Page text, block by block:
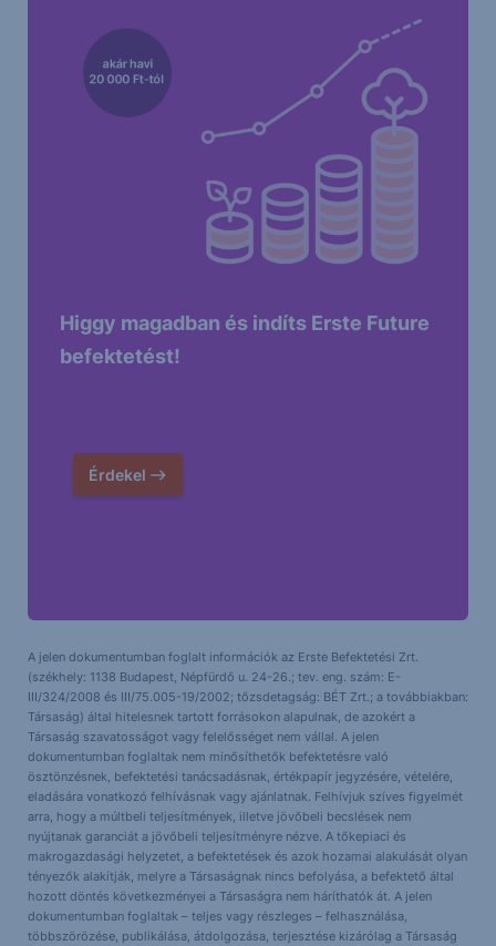
Higgy magadban és indíts Erste Future
befektetést!
Érdekel
A jelen dokumentumban foglalt információk az Erste Befektetési Zrt.
(székhely: 1138 Budapest, Népfürdő u. 24-26.; tev. eng. szám: E-
III/324/2008 és III/75.005-19/2002; tőzsdetagság: BÉT Zrt.; a továbbiakban:
Társaság) által hitelesnek tartott forrásokon alapulnak, de azokért a
Társaság szavatosságot vagy felelősséget nem vállal. A jelen
dokumentumban foglaltak nem minősíthetők befektetésre való
ösztönzésnek, befektetési tanácsadásnak, értékpapír jegyzésére, vételére,
eladására vonatkozó felhívásnak vagy ajánlatnak. Felhívjuk szíves figyelmét
arra, hogy a múltbeli teljesítmények, illetve jövőbeli becslések nem
nyújtanak garanciát a jövőbeli teljesítményre nézve. A tőkepiaci és
makrogazdasági helyzetet, a befektetések és azok hozamai alakulását olyan
tényezők alakítják, melyre a Társaságnak nincs befolyása, a befektető által
hozott döntés következményei a Társaságra nem háríthatók át. A jelen
dokumentumban foglaltak – teljes vagy részleges – felhasználása,
többszörözése, publikálása, átdolgozása, terjesztése kizárólag a Társaság